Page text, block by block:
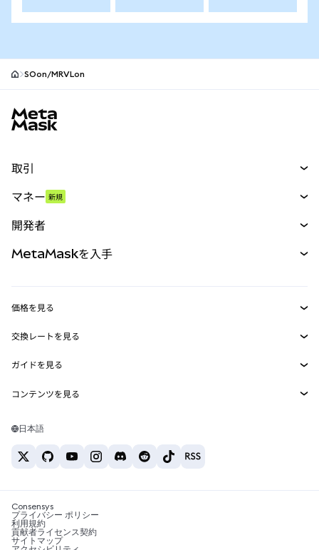
SOon/MRVLon
取引
パーペチュアル
RWA
マネー 新規
開発者
MetaMask Connect
Snaps
Web3サービス
MetaMaskを入手
セキュリティ
サポート
キャリア
お問い合わせ
価格を見る
イーサリアムの価格
Solanaの価格
Tetherの価格
交換レートを見る
ETH→USD
USDT→INR
BTC→INR
ETH→USDT
ガイドを見る
ETHの購入
USDTの購入
SHIBの購入
BNBの購入
コンテンツを見る
Solanaウォレット
税制関連ニュース
暗号資産の購入方法は？
日本語
Consensys
プライバシー ポリシー
利用規約
貢献者ライセンス契約
サイトマップ